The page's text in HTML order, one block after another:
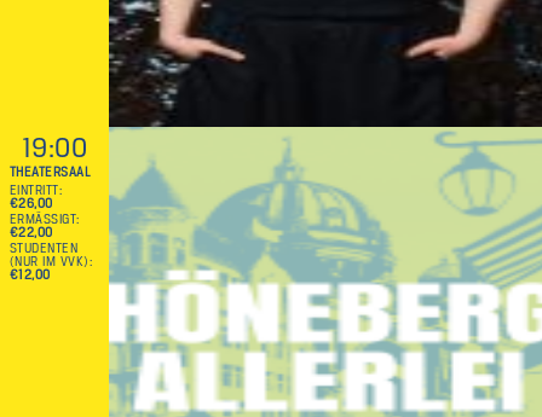
19:00
THEATERSAAL
EINTRITT
€26,00
ERMÄSSIGT
€22,00
STUDENTEN
(NUR IM VVK)
€12,00